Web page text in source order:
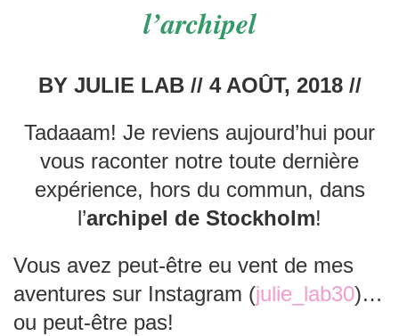
l’archipel
BY JULIE LAB // 4 AOÛT, 2018 //
Tadaaam! Je reviens aujourd’hui pour
vous raconter notre toute dernière
expérience, hors du commun, dans
l’archipel de Stockholm!
Vous avez peut-être eu vent de mes
aventures sur Instagram (julie_lab30)…
ou peut-être pas!